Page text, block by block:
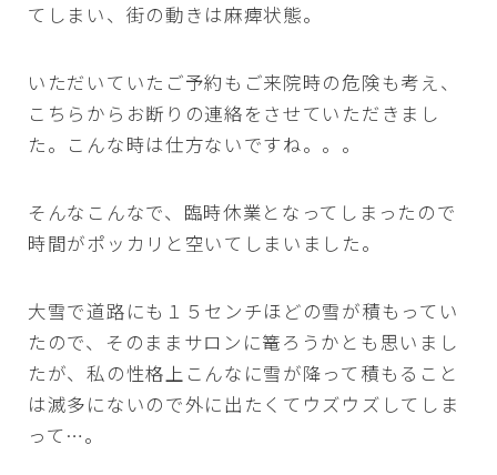
てしまい、街の動きは麻痺状態。
いただいていたご予約もご来院時の危険も考え、
こちらからお断りの連絡をさせていただきまし
た。こんな時は仕方ないですね。。。
そんなこんなで、臨時休業となってしまったので
時間がポッカリと空いてしまいました。
大雪で道路にも１５センチほどの雪が積もってい
たので、そのままサロンに篭ろうかとも思いまし
たが、私の性格上こんなに雪が降って積もること
は滅多にないので外に出たくてウズウズしてしま
って…。